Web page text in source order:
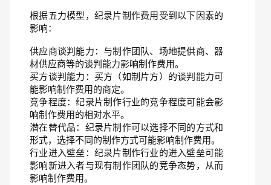
根据五力模型，纪录片制作费用受到以下因素的
影响：
供应商谈判能力：与制作团队、场地提供商、器
材供应商等的谈判能力影响制作费用。
买方谈判能力：买方（如制片方）的谈判能力可
能影响制作费用的商定。
竞争程度：纪录片制作行业的竞争程度可能会影
响制作费用的相对水平。
潜在替代品：纪录片制作可以选择不同的方式和
形式，选择不同的制作方式可能影响制作费用。
行业进入壁垒：纪录片制作行业的进入壁垒可能
影响新进入者与现有制作团队的竞争态势，从而
影响制作费用。